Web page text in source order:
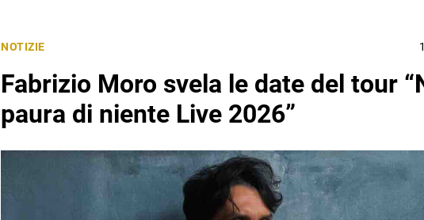
NOTIZIE
Fabrizio Moro svela le date del tour
paura di niente Live 2026”